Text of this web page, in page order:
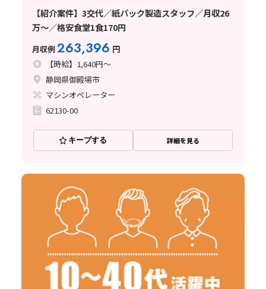
【紹介案件】3交代／紙パック製造スタッフ／月収26
万～／格安食堂1食170円
月収例263,396 円
【時給】1,640円～
静岡県御殿場市
マシンオペレーター
62130-00
キープする 詳細を見る